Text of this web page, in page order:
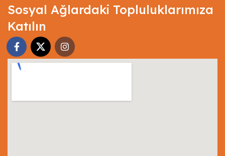
Sosyal Ağlardaki Topluluklarımıza
Katılın